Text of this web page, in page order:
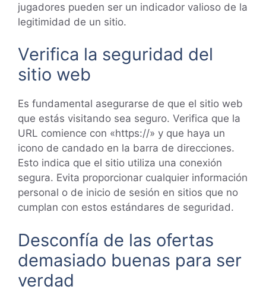
jugadores pueden ser un indicador valioso de la
legitimidad de un sitio.
Verifica la seguridad del
sitio web
Es fundamental asegurarse de que el sitio web
que estás visitando sea seguro. Verifica que la
URL comience con «https://» y que haya un
icono de candado en la barra de direcciones.
Esto indica que el sitio utiliza una conexión
segura. Evita proporcionar cualquier información
personal o de inicio de sesión en sitios que no
cumplan con estos estándares de seguridad.
Desconfía de las ofertas
demasiado buenas para ser
verdad